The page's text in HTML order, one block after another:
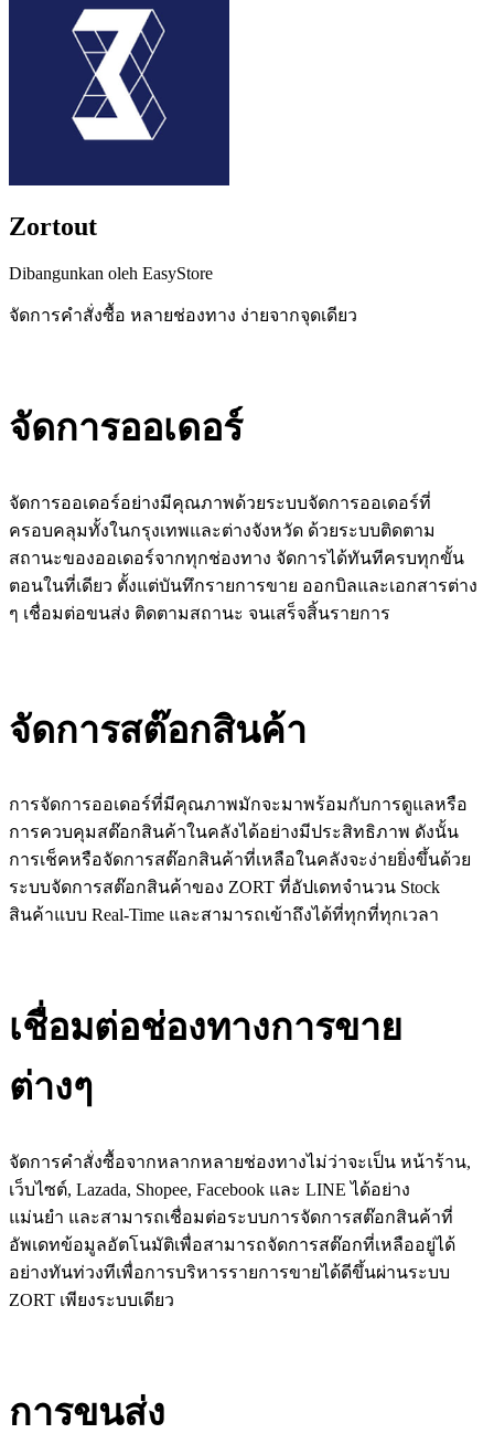
Zortout
Dibangunkan oleh EasyStore
จัดการคำสั่งซื้อ หลายช่องทาง ง่ายจากจุดเดียว
จัดการออเดอร์
จัดการออเดอร์อย่างมีคุณภาพด้วยระบบจัดการออเดอร์ที่
ครอบคลุมทั้งในกรุงเทพและต่างจังหวัด ด้วยระบบติดตาม
สถานะของออเดอร์จากทุกช่องทาง จัดการได้ทันทีครบทุกขั้น
ตอนในที่เดียว ตั้งแต่บันทึกรายการขาย ออกบิลและเอกสารต่าง
ๆ เชื่อมต่อขนส่ง ติดตามสถานะ จนเสร็จสิ้นรายการ
จัดการสต๊อกสินค้า
การจัดการออเดอร์ที่มีคุณภาพมักจะมาพร้อมกับการดูแลหรือ
การควบคุมสต๊อกสินค้าในคลังได้อย่างมีประสิทธิภาพ ดังนั้น
การเช็คหรือจัดการสต๊อกสินค้าที่เหลือในคลังจะง่ายยิ่งขึ้นด้วย
ระบบจัดการสต๊อกสินค้าของ ZORT ที่อัปเดทจำนวน Stock
สินค้าแบบ Real-Time และสามารถเข้าถึงได้ที่ทุกที่ทุกเวลา
เชื่อมต่อช่องทางการขาย
ต่างๆ
จัดการคำสั่งซื้อจากหลากหลายช่องทางไม่ว่าจะเป็น หน้าร้าน,
เว็บไซต์, Lazada, Shopee, Facebook และ LINE ได้อย่าง
แม่นยำ และสามารถเชื่อมต่อระบบการจัดการสต๊อกสินค้าที่
อัพเดทข้อมูลอัตโนมัติเพื่อสามารถจัดการสต๊อกที่เหลืออยู่ได้
อย่างทันท่วงทีเพื่อการบริหารรายการขายได้ดีขึ้นผ่านระบบ
ZORT เพียงระบบเดียว
การขนส่ง